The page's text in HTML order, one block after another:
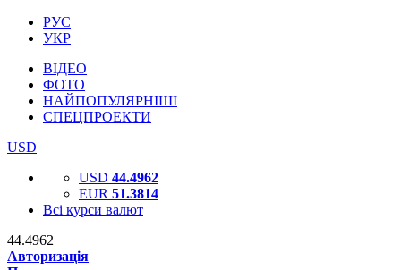
РУС
УКР
ВІДЕО
ФОТО
НАЙПОПУЛЯРНІШІ
СПЕЦПРОЕКТИ
USD
USD 44.4962
EUR 51.3814
Всі курси валют
44.4962
Авторизація